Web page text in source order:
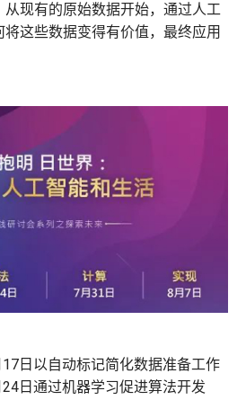
现有的原始数据开始，通过人工
这些数据变得有价值，最终应用
日 以自动标记简化数据准备工作
日 通过机器学习促进算法开发